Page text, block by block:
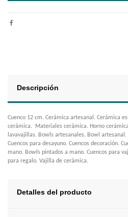
Descripción
Cuenco 12 cm. Cerámica artesanal. Cerámica
cerámica. Materiales cerámica. Horno
lavavajillas. Bowls artesanales. Bowl
Cuencos para desayuno. Cuencos decoración.
mano. Bowls pintados a mano. Cuencos para
para regalo. Vajilla de cerámica.
Detalles del producto